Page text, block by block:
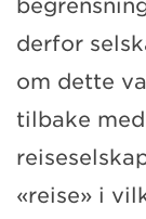
derfor
om dette
tilbake
«reise» i